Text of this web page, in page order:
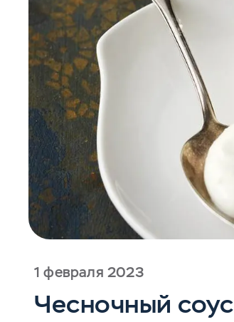
1 февраля 2023
Чесночный соус